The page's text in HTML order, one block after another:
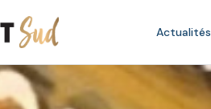
Actualités